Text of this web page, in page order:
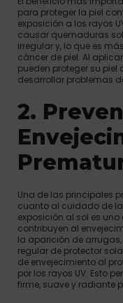
para proteger la piel
exposición a los rayos
causar quemaduras
irregular y, lo que es
cáncer de piel. Al
pueden proteger su piel
desarrollar problemas
2.
Una de las principales
cuanto al cuidado de la
exposición al sol es
contribuyen al
la aparición de
regular de protector
de envejecimiento al
por los rayos UV. Esto
firme, suave y radiante